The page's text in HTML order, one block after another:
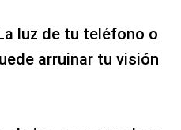
luz de tu teléfono o
arruinar tu visión